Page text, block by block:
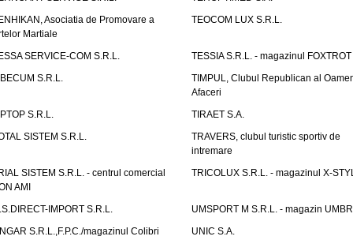
Asociatia de Promovare a
Martiale
TEOCOM LUX S.R.L.
SERVICE-COM S.R.L.
TESSIA S.R.L. - magazinul FOXTROT
S.R.L.
TIMPUL, Clubul Republican al
Afaceri
S.R.L.
TIRAET S.A.
SISTEM S.R.L.
TRAVERS, clubul turistic sportiv de
intremare
SISTEM S.R.L. - centrul comercial
AMI
TRICOLUX S.R.L. - magazinul X-
IMPORT S.R.L.
UMSPORT M S.R.L. - magazin
S.R.L.,F.P.C./magazinul Colibri
UNIC S.A.